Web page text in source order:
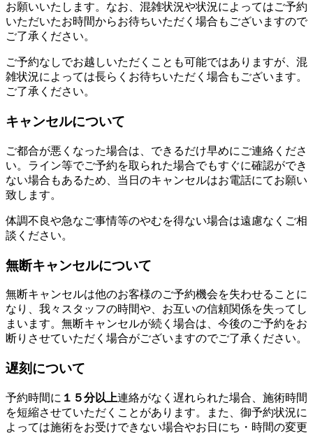
お願いいたします。なお、混雑状況や状況によってはご予約
いただいたお時間からお待ちいただく場合もございますので
ご了承ください。
ご予約なしでお越しいただくことも可能ではありますが、混
雑状況によっては長らくお待ちいただく場合もございます。
ご了承ください。
キャンセルについて
ご都合が悪くなった場合は、できるだけ早めにご連絡くださ
い。ライン等でご予約を取られた場合でもすぐに確認ができ
ない場合もあるため、当日のキャンセルはお電話にてお願い
致します。
体調不良や急なご事情等のやむを得ない場合は遠慮なくご相
談ください。
無断キャンセルについて
無断キャンセルは他のお客様のご予約機会を失わせることに
なり、我々スタッフの時間や、お互いの信頼関係を失ってし
まいます。無断キャンセルが続く場合は、今後のご予約をお
断りさせていただく場合がございますのでご了承ください。
遅刻について
予約時間に １５分以上連絡がなく遅れられた場合、施術時間
を短縮させていただくことがあります。また、御予約状況に
よっては施術をお受けできない場合やお日にち・時間の変更